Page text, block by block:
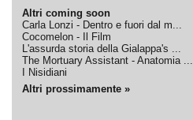
Altri coming soon
Carla Lonzi - Dentro e fuori dal m...
Cocomelon - Il Film
L'assurda storia della Gialappa's ...
The Mortuary Assistant - Anatomia ...
I Nisidiani
Altri prossimamente »